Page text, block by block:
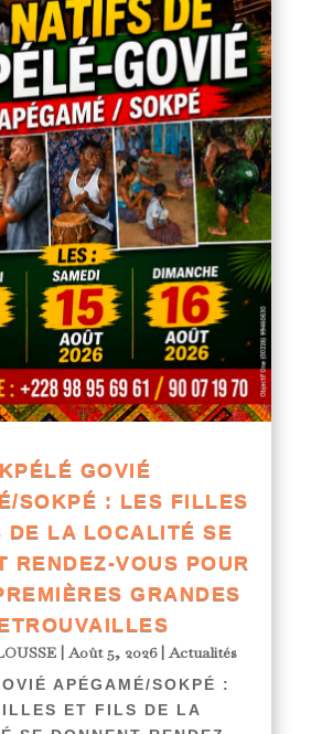
KPÉLÉ GOVIÉ
SOKPÉ : LES FILLES
DE LA LOCALITÉ SE
RENDEZ-VOUS POUR
GRANDES
|Août 5, 2026|Actualités
APÉGAMÉ/SOKPÉ :
ET FILS DE LA